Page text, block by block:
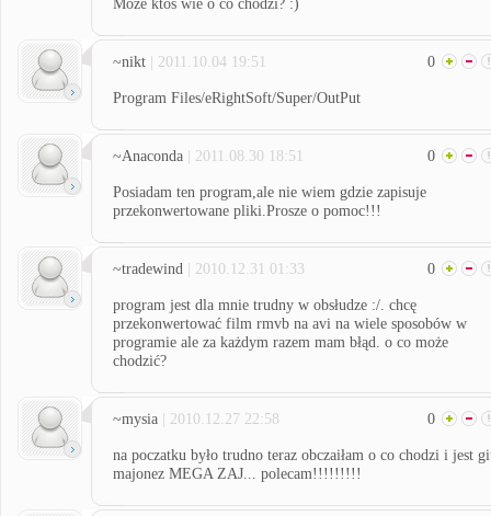
Może ktoś wie o co chodzi? :)
~nikt | 2011.10.04 19:51 0
Program Files/eRightSoft/Super/OutPut
~Anaconda | 2011.08.30 18:51 0
Posiadam ten program,ale nie wiem gdzie zapisuje
przekonwertowane pliki.Prosze o pomoc!!!
~tradewind | 2010.12.31 01:33 0
program jest dla mnie trudny w obsłudze :/. chcę
przekonwertować film rmvb na avi na wiele sposobów w
programie ale za każdym razem mam błąd. o co może
chodzić?
~mysia | 2010.12.27 22:58 0
na poczatku było trudno teraz obczaiłam o co chodzi i jest
majonez MEGA ZAJ... polecam!!!!!!!!!